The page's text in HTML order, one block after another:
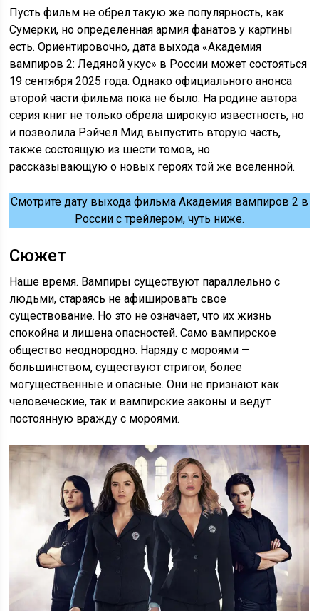
Пусть фильм не обрел такую же популярность, как
Сумерки, но определенная армия фанатов у картины
есть. Ориентировочно, дата выхода «Академия
вампиров 2: Ледяной укус» в России может состояться
19 сентября 2025 года. Однако официального анонса
второй части фильма пока не было. На родине автора
серия книг не только обрела широкую известность, но
и позволила Рэйчел Мид выпустить вторую часть,
также состоящую из шести томов, но
рассказывающую о новых героях той же вселенной.
Смотрите дату выхода фильма Академия вампиров 2 в
России с трейлером, чуть ниже.
Сюжет
Наше время. Вампиры существуют параллельно с
людьми, стараясь не афишировать свое
существование. Но это не означает, что их жизнь
спокойна и лишена опасностей. Само вампирское
общество неоднородно. Наряду с мороями —
большинством, существуют стригои, более
могущественные и опасные. Они не признают как
человеческие, так и вампирские законы и ведут
постоянную вражду с мороями.